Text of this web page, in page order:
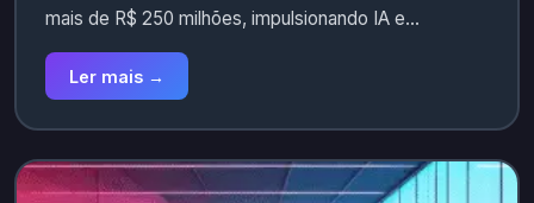
mais de R$ 250 milhões, impulsionando IA e…
Ler mais →